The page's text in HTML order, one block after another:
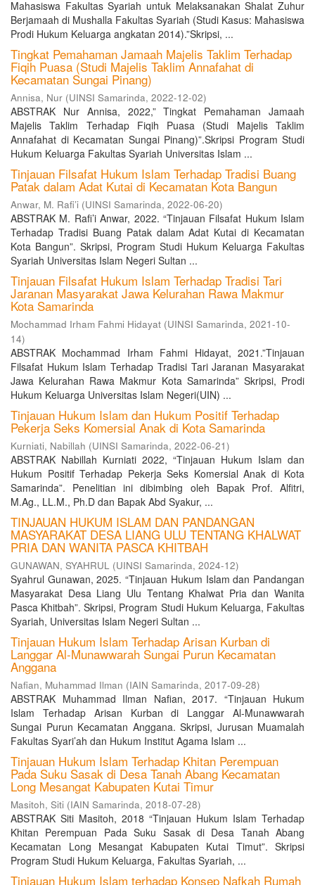
Mahasiswa Fakultas Syariah untuk Melaksanakan Shalat Zuhur
Berjamaah di Mushalla Fakultas Syariah (Studi Kasus: Mahasiswa
Prodi Hukum Keluarga angkatan 2014).”Skripsi, ...
Tingkat Pemahaman Jamaah Majelis Taklim Terhadap
Fiqih Puasa (Studi Majelis Taklim Annafahat di
Kecamatan Sungai Pinang)
Annisa, Nur (UINSI Samarinda, 2022-12-02)
ABSTRAK Nur Annisa, 2022,” Tingkat Pemahaman Jamaah
Majelis Taklim Terhadap Fiqih Puasa (Studi Majelis Taklim
Annafahat di Kecamatan Sungai Pinang)”.Skripsi Program Studi
Hukum Keluarga Fakultas Syariah Universitas Islam ...
Tinjauan Filsafat Hukum Islam Terhadap Tradisi Buang
Patak dalam Adat Kutai di Kecamatan Kota Bangun
Anwar, M. Rafi’i (UINSI Samarinda, 2022-06-20)
ABSTRAK M. Rafi’i Anwar, 2022. “Tinjauan Filsafat Hukum Islam
Terhadap Tradisi Buang Patak dalam Adat Kutai di Kecamatan
Kota Bangun”. Skripsi, Program Studi Hukum Keluarga Fakultas
Syariah Universitas Islam Negeri Sultan ...
Tinjauan Filsafat Hukum Islam Terhadap Tradisi Tari
Jaranan Masyarakat Jawa Kelurahan Rawa Makmur
Kota Samarinda
Mochammad Irham Fahmi Hidayat (UINSI Samarinda, 2021-10-
14)
ABSTRAK Mochammad Irham Fahmi Hidayat, 2021.”Tinjauan
Filsafat Hukum Islam Terhadap Tradisi Tari Jaranan Masyarakat
Jawa Kelurahan Rawa Makmur Kota Samarinda” Skripsi, Prodi
Hukum Keluarga Universitas Islam Negeri(UIN) ...
Tinjauan Hukum Islam dan Hukum Positif Terhadap
Pekerja Seks Komersial Anak di Kota Samarinda
Kurniati, Nabillah (UINSI Samarinda, 2022-06-21)
ABSTRAK Nabillah Kurniati 2022, “Tinjauan Hukum Islam dan
Hukum Positif Terhadap Pekerja Seks Komersial Anak di Kota
Samarinda”. Penelitian ini dibimbing oleh Bapak Prof. Alfitri,
M.Ag., LL.M., Ph.D dan Bapak Abd Syakur, ...
TINJAUAN HUKUM ISLAM DAN PANDANGAN
MASYARAKAT DESA LIANG ULU TENTANG KHALWAT
PRIA DAN WANITA PASCA KHITBAH
GUNAWAN, SYAHRUL (UINSI Samarinda, 2024-12)
Syahrul Gunawan, 2025. “Tinjauan Hukum Islam dan Pandangan
Masyarakat Desa Liang Ulu Tentang Khalwat Pria dan Wanita
Pasca Khitbah”. Skripsi, Program Studi Hukum Keluarga, Fakultas
Syariah, Universitas Islam Negeri Sultan ...
Tinjauan Hukum Islam Terhadap Arisan Kurban di
Langgar Al-Munawwarah Sungai Purun Kecamatan
Anggana
Nafian, Muhammad Ilman (IAIN Samarinda, 2017-09-28)
ABSTRAK Muhammad Ilman Nafian, 2017. “Tinjauan Hukum
Islam Terhadap Arisan Kurban di Langgar Al-Munawwarah
Sungai Purun Kecamatan Anggana. Skripsi, Jurusan Muamalah
Fakultas Syari’ah dan Hukum Institut Agama Islam ...
Tinjauan Hukum Islam Terhadap Khitan Perempuan
Pada Suku Sasak di Desa Tanah Abang Kecamatan
Long Mesangat Kabupaten Kutai Timur
Masitoh, Siti (IAIN Samarinda, 2018-07-28)
ABSTRAK Siti Masitoh, 2018 “Tinjauan Hukum Islam Terhadap
Khitan Perempuan Pada Suku Sasak di Desa Tanah Abang
Kecamatan Long Mesangat Kabupaten Kutai Timut”. Skripsi
Program Studi Hukum Keluarga, Fakultas Syariah, ...
Tinjauan Hukum Islam terhadap Konsep Nafkah Rumah